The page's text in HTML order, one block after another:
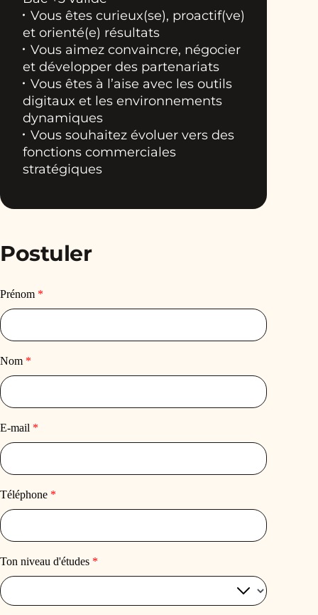
Vous êtes curieux(se), proactif(ve)
et orienté(e) résultats
Vous aimez convaincre, négocier
et développer des partenariats
Vous êtes à l’aise avec les outils
digitaux et les environnements
dynamiques
Vous souhaitez évoluer vers des
fonctions commerciales
stratégiques
Postuler